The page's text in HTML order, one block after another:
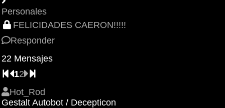
Personales
FELICIDADES CAERON!!!!!
Responder
22 Mensajes
12
Hot_Rod
Gestalt Autobot / Decepticon